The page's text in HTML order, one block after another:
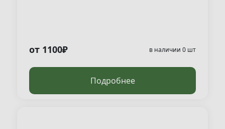
от 1100₽ в наличии 0 шт
Подробнее